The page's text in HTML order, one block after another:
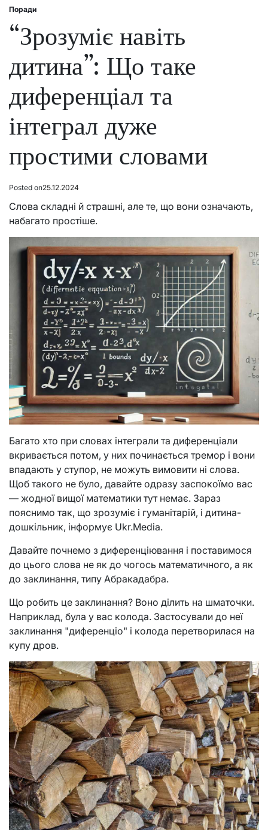
Posted
in
Поради
“Зрозуміє навіть
дитина”: Що таке
диференціал та
інтеграл дуже
простими словами
Posted on25.12.2024
Слова складні й страшні, але те, що вони означають,
набагато простіше.
Багато хто при словах інтеграли та диференціали
вкривається потом, у них починається тремор і вони
впадають у ступор, не можуть вимовити ні слова.
Щоб такого не було, давайте одразу заспокоїмо вас
— жодної вищої математики тут немає. Зараз
пояснимо так, що зрозуміє і гуманітарій, і дитина-
дошкільник, інформує Ukr.Media.
Давайте почнемо з диференціювання і поставимося
до цього слова не як до чогось математичного, а як
до заклинання, типу Абракадабра.
Що робить це заклинання? Воно ділить на шматочки.
Наприклад, була у вас колода. Застосували до неї
заклинання "диференціо" і колода перетворилася на
купу дров.